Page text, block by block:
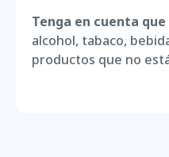
Tenga en cuenta que
alcohol, tabaco,
productos que no